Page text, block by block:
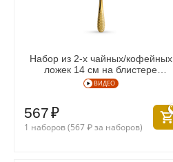
Набор из 2-х чайных/кофейных
ложек 14 см на блистере
WL‑999234/2B
ВИДЕО
567₽
1 наборов (567₽за наборов)